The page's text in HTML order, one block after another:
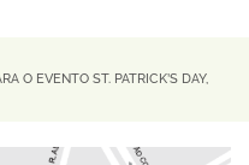
O EVENTO ST. PATRICK’S DAY,